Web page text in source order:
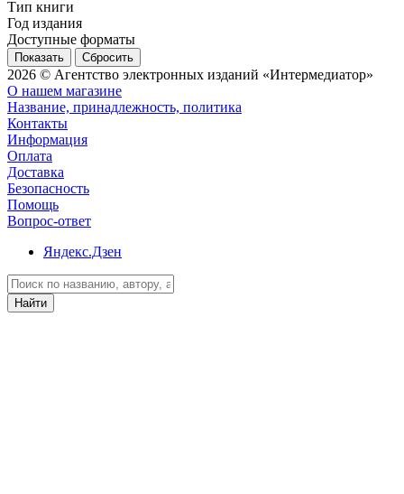
Тип книги
Год издания
Доступные форматы
Сбросить
2026 © Агентство электронных изданий «Интермедиатор»
О нашем магазине
Название, принадлежность, политика
Контакты
Информация
Оплата
Доставка
Безопасность
Помощь
Вопрос-ответ
Яндекс.Дзен
Найти